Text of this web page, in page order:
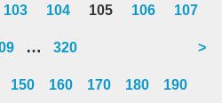
Go
page
103
Go
page
104
Go
105
Go
106
Go
page
107
Interim
omitted
…
Go
page
320 >
150 160 170 180 190